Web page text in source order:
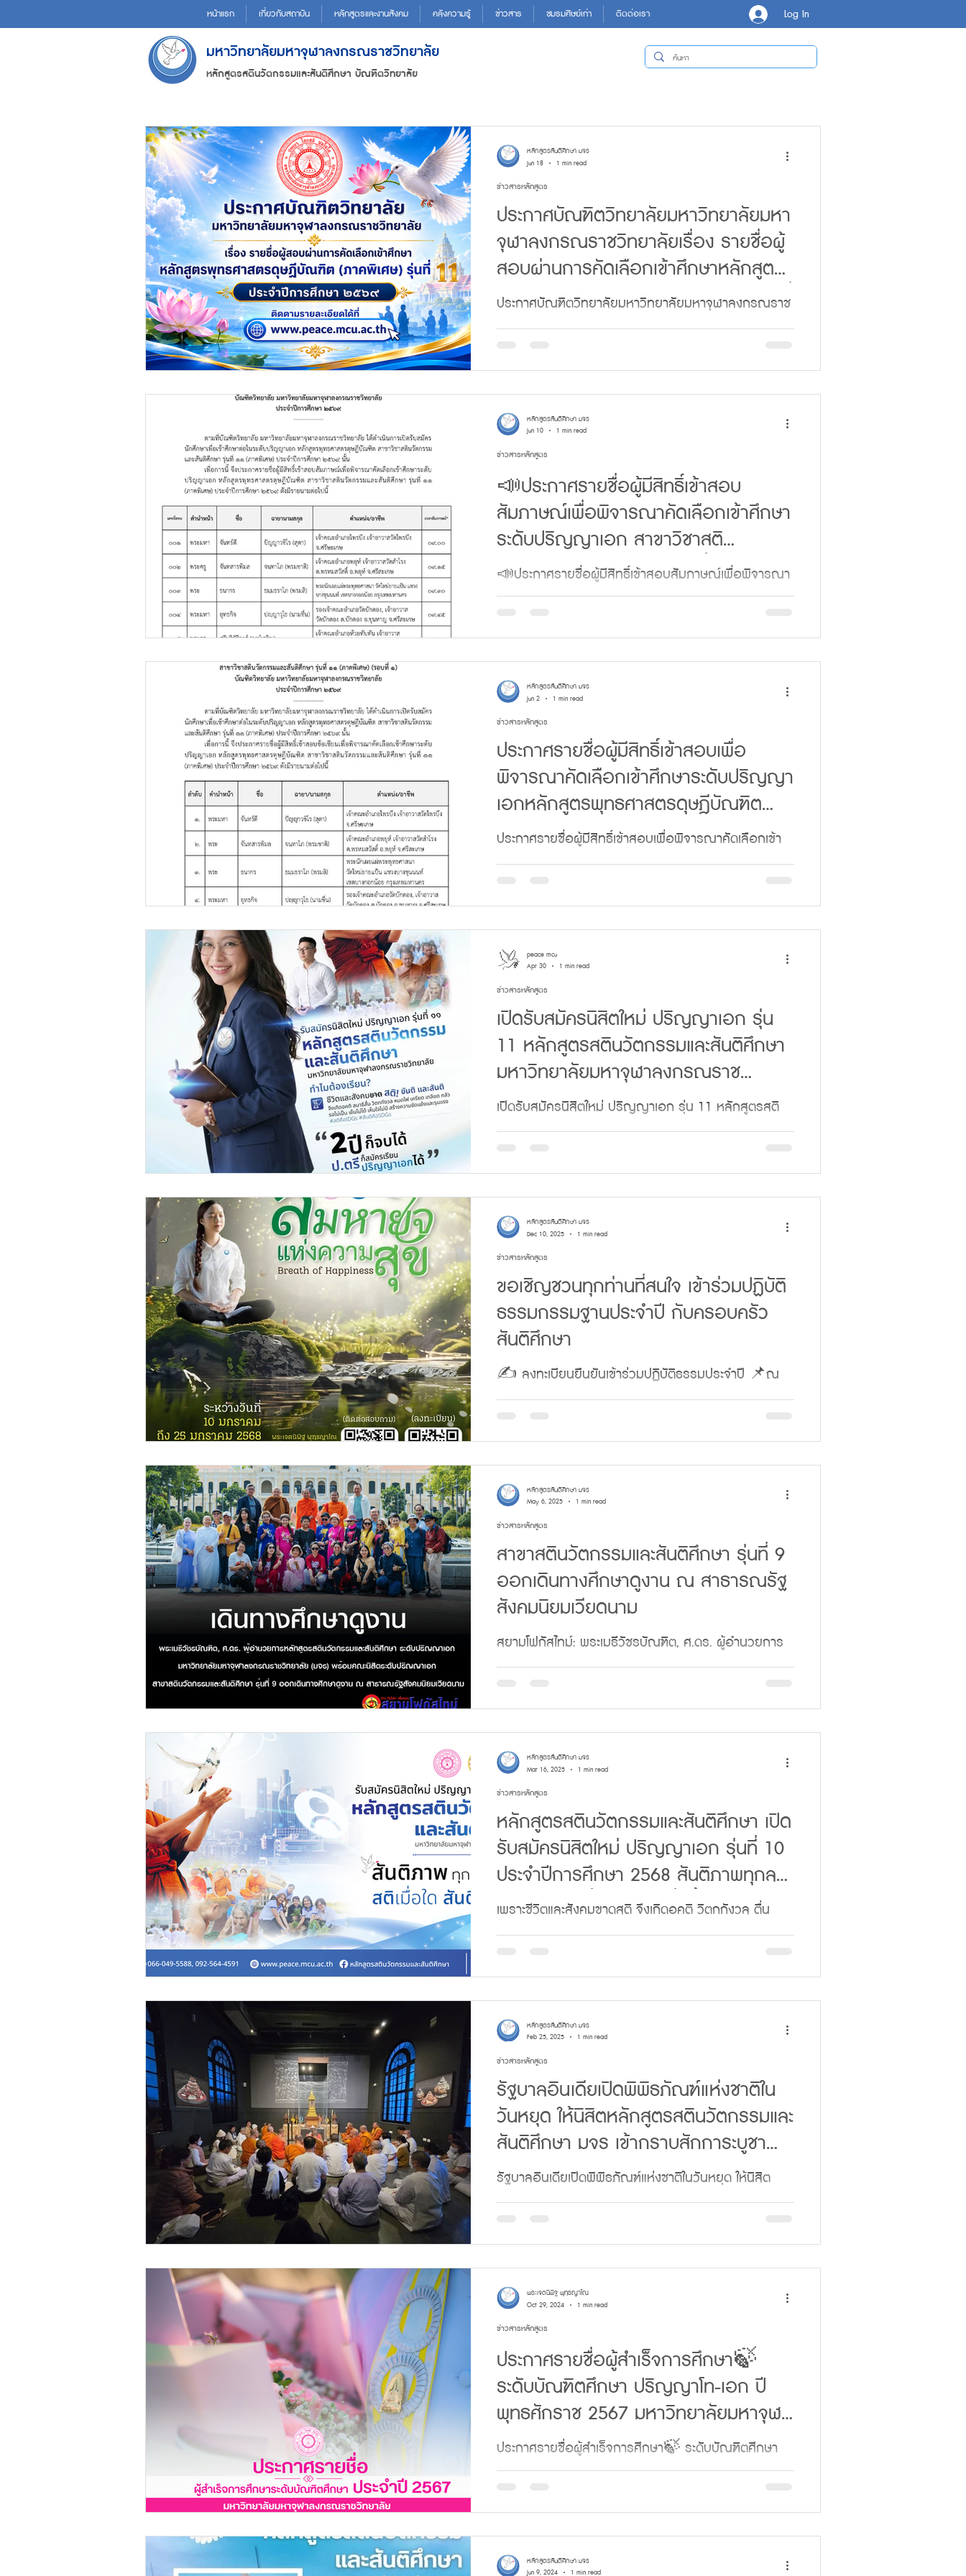
หน้าแรก เกี่ยวกับสถาบัน หลักสูตรและงานสังคม คลังความรู้ ข่าวสาร ชมรมศิษย์เก่า ติดต่อเรา Log In
มหาวิทยาลัยมหาจุฬาลงกรณราชวิทยาลัย
หลักสูตรสตินวัตกรรมและสันติศึกษา บัณฑิตวิทยาลัย
ประกาศบัณฑิตวิทยาลัยมหาวิทยาลัยมหา
จุฬาลงกรณราชวิทยาลัยเรื่อง รายชื่อผู้
สอบผ่านการคัดเลือกเข้าศึกษาหลักสูตร
พุทธศาสตรดุษฎีบัณฑิต (ภาคพิเศษ) รุ่นที่
11 ประจำปีการศึกษา 2569
ประกาศบัณฑิตวิทยาลัยมหาวิทยาลัยมหาจุฬาลงกรณราช
วิทยาลัย เรื่อง รายชื่อผู้สอบผ่านการคัดเลือกเข้าศึกษา
ทั้ง 3 แบบ ดำเนินการตามขั้นตอนดังต่อไปนี้ 1. แจ้ง
รายงานตัวผ่าน Googleforms
https://forms.gle/25qMKWTz87fXv1Fj8 2. โอนชำระค่า
ธรรมเนียมการศึกษา (เหมาจ่าย) ภาคการศึกษาที่ 1/2569
จำนวน 60,000 บาท (หกหมื่นบาทถ้วน) โอนเข้าบัญชี ธนา
ข่าวสารหลักสูตร
หลักสูตรสันติศึกษา มจร
Jun 18
1 min read
📣ประกาศรายชื่อผู้มีสิทธิ์เข้าสอบ
สัมภาษณ์เพื่อพิจารณาคัดเลือกเข้าศึกษา
ระดับปริญญาเอก สาขาวิชาสติ
นวัตกรรมและสันติศึกษา รุ่นที่ 11 (ภาค
พิเศษ) บัณฑิตวิทยาลัย มหาวิทยาลัยมหา
📣ประกาศรายชื่อผู้มีสิทธิ์เข้าสอบสัมภาษณ์เพื่อพิจารณา
คัดเลือกเข้าศึกษา ระดับปริญญาเอก สาขาวิชาสติ
ประจำปีการศึกษา 2569 📝ให้ผู้ที่มีรายชื่อตามประกาศข้าง
ต้น เข้าสอบสัมภาษณ์ 🕘เวลา 09.00 น. เป็นต้นไป ในวัน
อาทิตย์ ที่ 14 มิถุนายน 2569 📌ณ อาคารเรียนรวม ชั้น
4 โซน D ห้องพุทธเมตตา (D424) มหาวิทยาลัยมหาจุฬาลง
กรณราชวิทยาลัย ต.ลำไทร อ.วังน้อย
จ.พระนครศรีอยุธยา ✍️ทั้งนี้ ควรเตรียมความพร้อมก่
ข่าวสารหลักสูตร
หลักสูตรสันติศึกษา มจร
Jun 10
1 min read
ประกาศรายชื่อผู้มีสิทธิ์เข้าสอบเพื่อ
พิจารณาคัดเลือกเข้าศึกษาระดับปริญญา
เอกหลักสูตรพุทธศาสตรดุษฎีบัณฑิต
สาขาวิชาสตินวัตกรรมและสันติศึกษา รุ่น
ที่ 11 (ภาคพิเศษ) (รอบที่ 1)
ประกาศรายชื่อผู้มีสิทธิ์เข้าสอบเพื่อพิจารณาคัดเลือกเข้า
ศึกษาระดับปริญญาเอก หลักสูตรพุทธศาสตรดุษฎีบัณฑิต
หายใจ🌿 ✨ “สติเมื่อใด สันติเมื่อนั้น”✨ ให้ผู้ที่มีรายชื่อ
ตามประกาศข้างต้นได้ทำการสอบข้อเขียน ในวันอาทิตย์ที่ 7
มิถุนายน 2569 เวลา 13.0 - 16.00 น. อาคารเรียนรวม
ชั้น 4 โซน D ห้องพุทธเมตตา (D424) มหาวิทยาลัยมหา
จุฬาลงกรณราชวิ
ข่าวสารหลักสูตร
หลักสูตรสันติศึกษา มจร
Jun 2
1 min read
เปิดรับสมัครนิสิตใหม่ ปริญญาเอก รุ่น
11 หลักสูตรสตินวัตกรรมและสันติศึกษา
มหาวิทยาลัยมหาจุฬาลงกรณราช
วิทยาลัย (มจร) ปีการศึกษา 2569
เปิดรับสมัครนิสิตใหม่ ปริญญาเอก รุ่น 11 หลักสูตรสติ
นวัตกรรมและสันติศึกษา มหาวิทยาลัยมหาจุฬาลงกรณ
นั้น” 🔗 ช่องทางการสมัครและติดต่อ - สมัครออนไลน์:
https://forms.gle/m46yayyiUL8puucs9 - ดาวน์โหลด
เอกสาร: เอกสารประกอบการสมัคร ปี 2569
https://drive.google.com/drive/folders/1Dr5CeMW
d-kPR4pauukUfuau-y5JTsqWo - เว็บไซต์หลัก: Peace
MCU - Facebook: หลักสูตรสตินวัตกรรมและสันติศ
ข่าวสารหลักสูตร
peace mcu
Apr 30
1 min read
ขอเชิญชวนทุกท่านที่สนใจ เข้าร่วมปฏิบัติ
ธรรมกรรมฐานประจำปี กับครอบครัว
สันติศึกษา
✍️ ลงทะเบียนยืนยันเข้าร่วมปฏิบัติธรรมประจำปี 📌ณ
ศูนย์พัฒนาศาสนาแคมป์สน ต.แคมป์สน อ.เขาค้อ
⏳ ลงชื่อก่อน 31 ธันวาคม 2568
https://forms.gle/vbfKRMXiKhp6mmvMA
ข่าวสารหลักสูตร
หลักสูตรสันติศึกษา มจร
Dec 10, 2025
1 min read
สาขาสตินวัตกรรมและสันติศึกษา รุ่นที่ 9
ออกเดินทางศึกษาดูงาน ณ สาธารณรัฐ
สังคมนิยมเวียดนาม
สยามโฟกัสไทม์: พระเมธีวัชรบัณฑิต, ศ.ดร. ผู้อำนวยการ
หลักสูตรสตินวัตกรรมและสันติศึกษา ระดับปริญญาเอก
ข่าวสารหลักสูตร
หลักสูตรสันติศึกษา มจร
May 6, 2025
1 min read
หลักสูตรสตินวัตกรรมและสันติศึกษา เปิด
รับสมัครนิสิตใหม่ ปริญญาเอก รุ่นที่ 10
ประจำปีการศึกษา 2568 สันติภาพทุกลม
หายใจ “สติเมื่อใด สันติเมื่อนั้น”
เพราะชีวิตและสังคมขาดสติ จึงเกิดอคติ วิตกกังวล ตื่น
ตระหนก เครียด หวาดกลัว เกลียด โกรธ ขาดความอดทน
ข่าวสารหลักสูตร
หลักสูตรสันติศึกษา มจร
Mar 16, 2025
1 min read
รัฐบาลอินเดียเปิดพิพิธภัณฑ์แห่งชาติใน
วันหยุด ให้นิสิตหลักสูตรสตินวัตกรรมและ
สันติศึกษา มจร เข้ากราบสักการะบูชา
พระบรมสารีริกธาตุ
รัฐบาลอินเดียเปิดพิพิธภัณฑ์แห่งชาติในวันหยุด ให้นิสิต
หลักสูตรสตินวัตกรรมและสันติศึกษา มจร เข้ากราบสักกา
ข่าวสารหลักสูตร
หลักสูตรสันติศึกษา มจร
Feb 25, 2025
1 min read
ประกาศรายชื่อผู้สำเร็จการศึกษา🍃
ระดับบัณฑิตศึกษา ปริญญาโท-เอก ปี
พุทธศักราช 2567 มหาวิทยาลัยมหาจุฬา
ลงกรณราชวิทยาลัย
ประกาศรายชื่อผู้สำเร็จการศึกษา🍃 ระดับบัณฑิตศึกษา
ปริญญาโท-เอก ปีพุทธศักราช 2567 มหาวิทยาลัยมหา
ข่าวสารหลักสูตร
พระเจตนิพิฐ พุทฺธญาโณ
Oct 29, 2024
1 min read
หลักสูตรสันติศึกษา มจร
Jun 9, 2024
1 min read